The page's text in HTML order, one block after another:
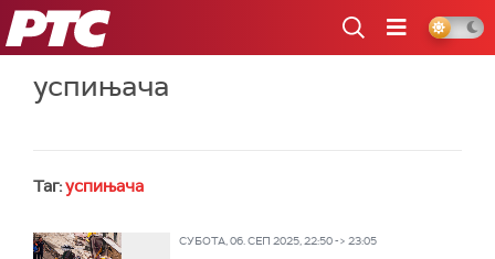
РТС
успињача
Таг:успињача
СУБОТА, 06. СЕП 2025, 22:50 -> 23:05